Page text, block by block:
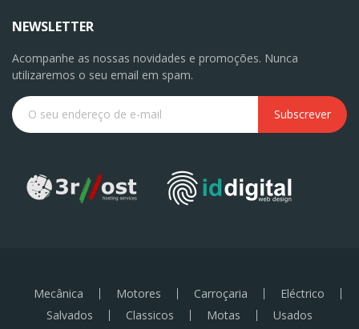
NEWSLETTER
Acompanhe as nossas novidades e promoções. Nunca
utilizaremos o seu email em spam.
Subscrever
Mecânica Motores Carroçaria
Eléctrico
Salvados
Classicos Motas Usados